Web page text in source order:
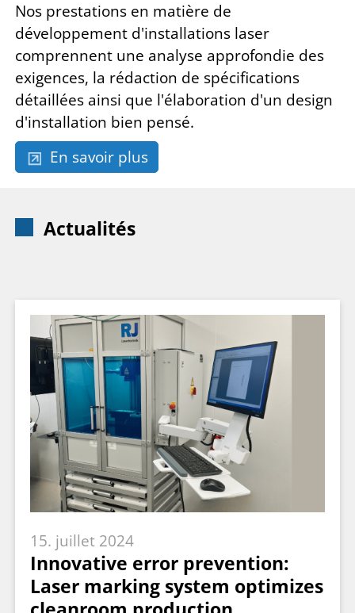
Nos prestations en matière de
développement d'installations laser
comprennent une analyse approfondie des
exigences, la rédaction de spécifications
détaillées ainsi que l'élaboration d'un design
d'installation bien pensé.
En savoir plus
Actualités
15. juillet 2024
Innovative error prevention:
Laser marking system optimizes